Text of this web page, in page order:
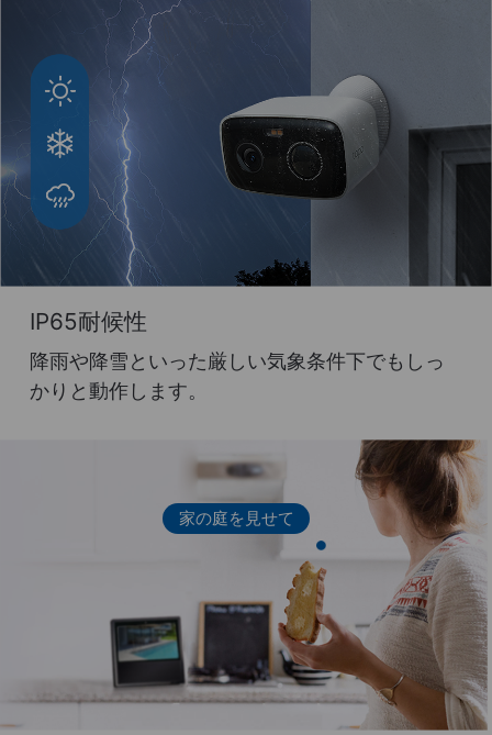
IP65耐候性
降雨や降雪といった厳しい気象条件下でもしっ
かりと動作します。
家の庭を見せて